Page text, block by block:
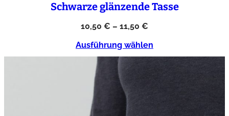
Schwarze glänzende Tasse
10,50 € – 11,50 €
Ausführung wählen